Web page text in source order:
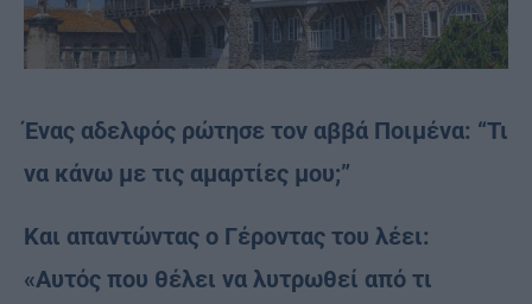
Ένας αδελφός ρώτησε τον αββά Ποιμένα: “Τι
να κάνω με τις αμαρτίες μου;”
Και απαντώντας ο Γέροντας του λέει:
«Αυτός που θέλει να λυτρωθεί από τι